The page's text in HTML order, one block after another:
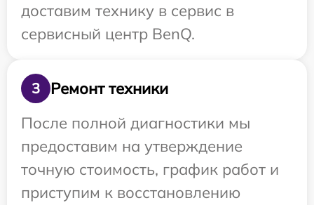
доставим технику в сервис в
сервисный центр BenQ.
3
Ремонт техники
После полной диагностики мы
предоставим на утверждение
точную стоимость, график работ и
приступим к восстановлению